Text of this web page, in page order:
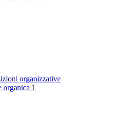
organizzative
organica 1